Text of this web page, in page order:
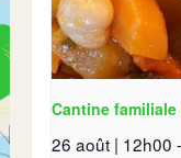
Cantine familiale
26 août | 12h00 -